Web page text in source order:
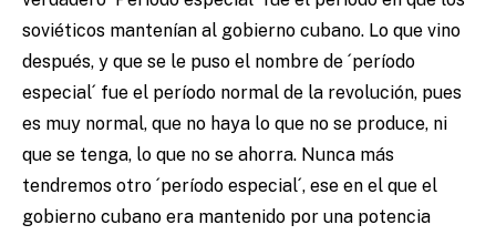
soviéticos mantenían al gobierno cubano. Lo que vino
después, y que se le puso el nombre de ´período
especial´ fue el período normal de la revolución, pues
es muy normal, que no haya lo que no se produce, ni
que se tenga, lo que no se ahorra. Nunca más
tendremos otro ´período especial´, ese en el que el
gobierno cubano era mantenido por una potencia